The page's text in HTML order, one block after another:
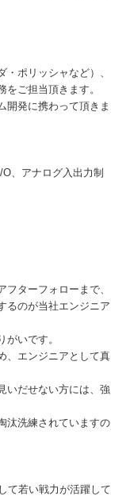
ポリッシャなど）、
ご担当頂きます。
開発に携わって頂きま
、アナログ入出力制
フターフォローまで、
るのが当社エンジニア
いです。
、エンジニアとして真
いだせない方には、強
汰洗練されていますの
て若い戦力が活躍して